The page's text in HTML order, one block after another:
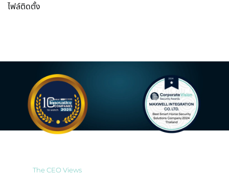
ไฟล์ติดตั้ง
The CEO Views